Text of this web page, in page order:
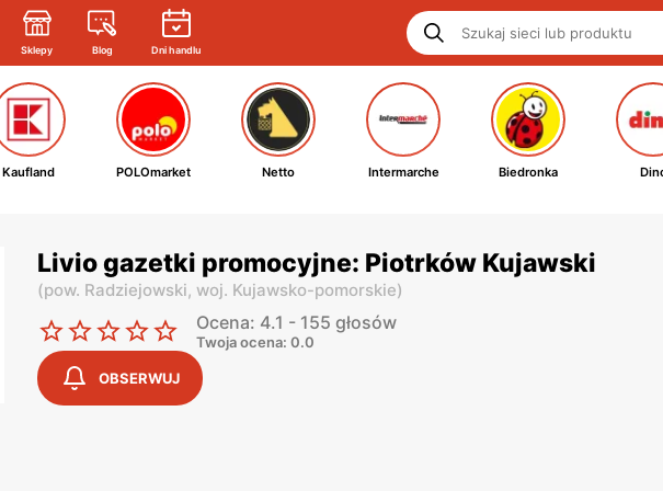
Sklepy Blog Dni handlu
Kaufland POLOmarket Netto Intermarche Biedronka
Livio gazetki promocyjne: Piotrków Kujawski
(pow. Radziejowski, woj. Kujawsko-pomorskie)
Ocena: 4.1 - 155 głosów
Twoja ocena: 0.0
OBSERWUJ